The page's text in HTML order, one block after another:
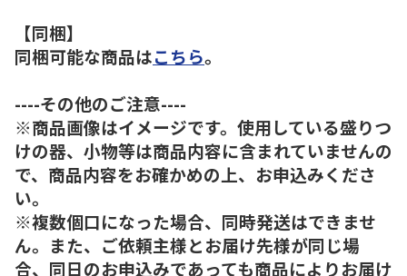
【同梱】
同梱可能な商品はこちら。
----その他のご注意----
※商品画像はイメージです。使用している盛りつ
けの器、小物等は商品内容に含まれていませんの
で、商品内容をお確かめの上、お申込みくださ
い。
※複数個口になった場合、同時発送はできませ
ん。また、ご依頼主様とお届け先様が同じ場
合、同日のお申込みであっても商品によりお届け